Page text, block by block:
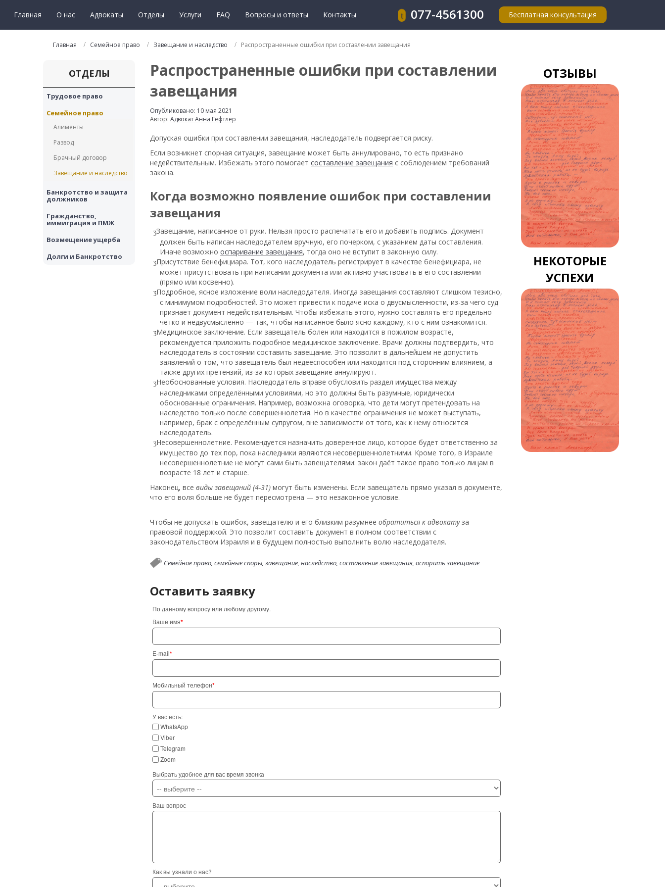
Главная О нас Адвокаты Отделы Услуги FAQ Вопросы и ответы Контакты 077-4561300 Бесплатная консультация
Главная Семейное право Завещание и наследство Распространенные ошибки при составлении завещания
ОТДЕЛЫ
Трудовое право
Семейное право
Алименты
Развод
Брачный договор
Завещание и наследство
Банкротство и защита
должников
Гражданство,
иммиграция и ПМЖ
Возмещение ущерба
Долги и Банкротство
Распространенные ошибки при составлении
завещания
Опубликовано: 10 мая 2021
Автор:Адвокат Анна Гефтлер
Допуская ошибки при составлении завещания, наследодатель подвергается риску.
Если возникнет спорная ситуация, завещание может быть аннулировано, то есть признано
недействительным. Избежать этого помогаетсоставление завещания с соблюдением требований
закона.
Когда возможно появление ошибок при составлении
завещания
Завещание, написанное от руки. Нельзя просто распечатать его и добавить подпись. Документ
должен быть написан наследодателем вручную, его почерком, с указанием даты составления.
Иначе возможнооспаривание завещания, тогда оно не вступит в законную силу.
Присутствие бенефициара. Тот, кого наследодатель регистрирует в качестве бенефициара, не
может присутствовать при написании документа или активно участвовать в его составлении
(прямо или косвенно).
Подробное, ясное изложение воли наследодателя. Иногда завещания составляют слишком тезисно,
с минимумом подробностей. Это может привести к подаче иска о двусмысленности, из-за чего суд
признает документ недействительным. Чтобы избежать этого, нужно составлять его предельно
чётко и недвусмысленно — так, чтобы написанное было ясно каждому, кто с ним ознакомится.
Медицинское заключение. Если завещатель болен или находится в пожилом возрасте,
рекомендуется приложить подробное медицинское заключение. Врачи должны подтвердить, что
наследодатель в состоянии составить завещание. Это позволит в дальнейшем не допустить
заявлений о том, что завещатель был недееспособен или находится под сторонним влиянием, а
также других претензий, из-за которых завещание аннулируют.
Необоснованные условия. Наследодатель вправе обусловить раздел имущества между
наследниками определёнными условиями, но это должны быть разумные, юридически
обоснованные ограничения. Например, возможна оговорка, что дети могут претендовать на
наследство только после совершеннолетия. Но в качестве ограничения не может выступать,
например, брак с определённым супругом, вне зависимости от того, как к нему относится
наследодатель.
Несовершеннолетние. Рекомендуется назначить доверенное лицо, которое будет ответственно за
имущество до тех пор, пока наследники являются несовершеннолетними. Кроме того, в Израиле
несовершеннолетние не могут сами быть завещателями: закон даёт такое право только лицам в
возрасте 18 лет и старше.
Наконец, всевиды завещаний (4-31) могут быть изменены. Если завещатель прямо указал в документе,
что его воля больше не будет пересмотрена — это незаконное условие.
Чтобы не допускать ошибок, завещателю и его близким разумнееобратиться к адвокатуза
правовой поддержкой. Это позволит составить документ в полном соответствии с
законодательством Израиля и в будущем полностью выполнить волю наследодателя.
Семейное право,семейные споры,завещание,наследство,составление завещания,оспорить завещание
Оставить заявку
По данному вопросу или любому другому.
Ваше имя*
E-mail*
Мобильный телефон*
У вас есть:
WhatsApp
Viber
Telegram
Zoom
Выбрать удобное для вас время звонка
Ваш вопрос
Как вы узнали о нас?
ОТЗЫВЫ
НЕКОТОРЫЕ
УСПЕХИ